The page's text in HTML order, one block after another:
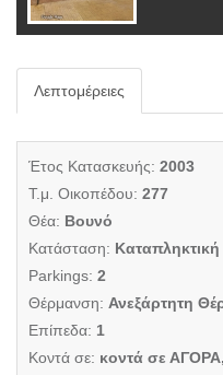
Λεπτομέρειες
Έτος Κατασκευής: 2003
Τ.μ. Οικοπέδου: 277
Θέα: Βουνό
Κατάσταση: Καταπληκτική
Parkings: 2
Θέρμανση: Ανεξάρτητη
Επίπεδα: 1
Κοντά σε: κοντά σε